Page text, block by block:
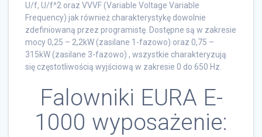
U/f, U/f^2 oraz VVVF (Variable Voltage Variable
Frequency) jak również charakterystykę dowolnie
zdefiniowaną przez programistę. Dostępne są w zakresie
mocy 0,25 – 2,2kW (zasilane 1-fazowo) oraz 0,75 –
315kW (zasilane 3-fazowo) , wszystkie charakteryzują
się częstotliwością wyjściową w zakresie 0 do 650 Hz.
Falowniki EURA E-
1000 wyposażenie: